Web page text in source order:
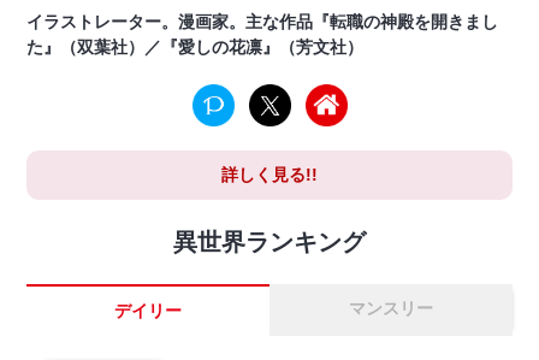
イラストレーター。漫画家。主な作品『転職の神殿を開きまし
た』（双葉社）／『愛しの花凛』（芳文社）
詳しく見る!!
異世界ランキング
デイリー マンスリー